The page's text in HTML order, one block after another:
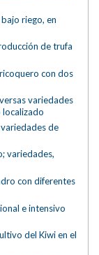
riego, en
de trufa
con dos
variedades
localizado
de
variedades,
con diferentes
e intensivo
del Kiwi en el